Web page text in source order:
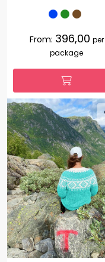
From: 396,00 per
package